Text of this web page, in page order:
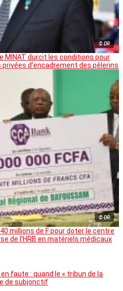
© DR
MINAT durcit les conditions pour
privées d’encadrement des pèlerins
© DR
millions de F pour doter le centre
de l’HRB en matériels médicaux
faute : quand le « tribun de la
de subjonctif